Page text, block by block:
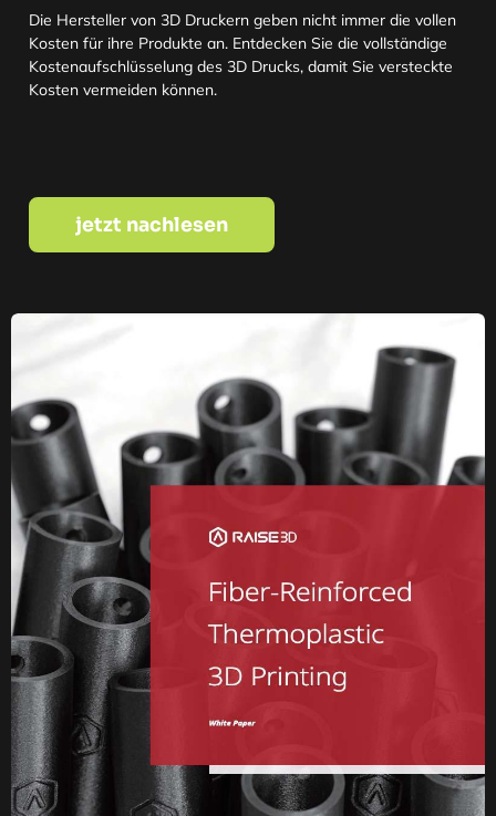
Die Hersteller von 3D Druckern geben nicht immer die vollen
Kosten für ihre Produkte an. Entdecken Sie die vollständige
Kostenaufschlüsselung des 3D Drucks, damit Sie versteckte
Kosten vermeiden können.
jetzt nachlesen